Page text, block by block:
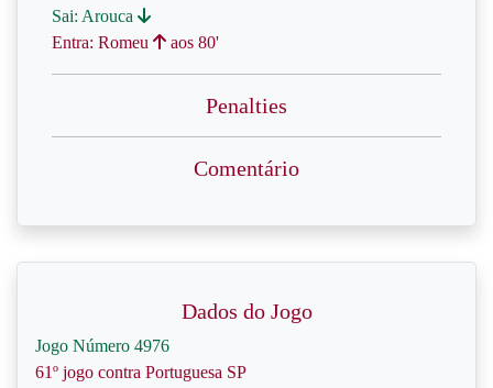
Sai: Arouca
Entra: Romeu
aos 80'
Penalties
Comentário
Dados do Jogo
Jogo Número 4976
61º jogo contra Portuguesa SP